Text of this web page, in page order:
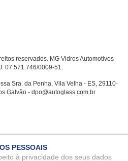
reservados. MG Vidros Automotivos
07.571.746/0009-51.
Sra. da Penha, Vila Velha - ES, 29110-
Galvão - dpo@autoglass.com.br
PESSOAIS
à privacidade dos seus dados